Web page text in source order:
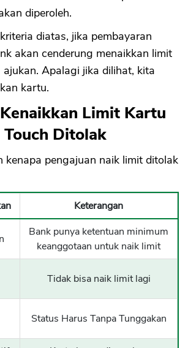
diperoleh.
diatas, jika pembayaran
akan cenderung menaikkan limit
Apalagi jika dilihat, kita
kartu.
Limit Kartu
Ditolak
kenapa pengajuan naik limit ditolak
Keterangan
Bank punya ketentuan minimum
keanggotaan untuk naik limit
Tidak bisa naik limit lagi
Status Harus Tanpa Tunggakan